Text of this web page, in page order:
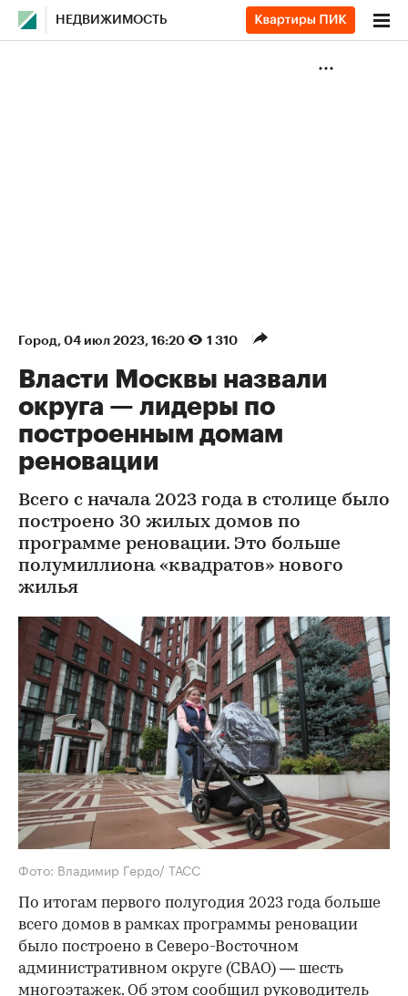
НЕДВИЖИМОСТЬ
Город⁠, 04 июл 2023, 16:20 1 310
Власти Москвы назвали
округа — лидеры по
построенным домам
реновации
Всего с начала 2023 года в столице было
построено 30 жилых домов по
программе реновации. Это больше
полумиллиона «квадратов» нового
жилья
Фото: Владимир Гердо/ ТАСС
По итогам первого полугодия 2023 года больше
всего домов в рамках программы реновации
было построено в Северо-Восточном
административном округе (СВАО) — шесть
многоэтажек. Об этом сообщил руководитель